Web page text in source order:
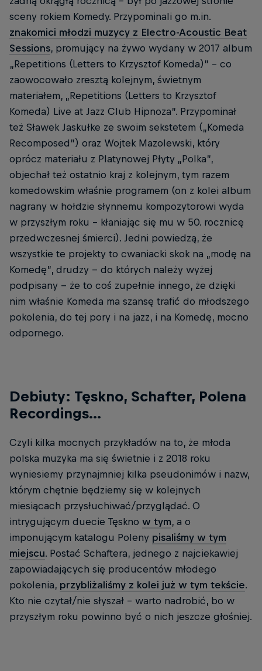
sceny rokiem Komedy. Przypominali go m.in.
znakomici młodzi muzycy z Electro-Acoustic Beat
Sessions, promujący na żywo wydany w 2017 album
„Repetitions (Letters to Krzysztof Komeda)” – co
zaowocowało zresztą kolejnym, świetnym
materiałem, „Repetitions (Letters to Krzysztof
Komeda) Live at Jazz Club Hipnoza”. Przypominał
też Sławek Jaskułke ze swoim sekstetem („Komeda
Recomposed”) oraz Wojtek Mazolewski, który
oprócz materiału z Platynowej Płyty „Polka”,
objechał też ostatnio kraj z kolejnym, tym razem
komedowskim właśnie programem (on z kolei album
nagrany w hołdzie słynnemu kompozytorowi wyda
w przyszłym roku – kłaniając się mu w 50. rocznicę
przedwczesnej śmierci). Jedni powiedzą, że
wszystkie te projekty to cwaniacki skok na „modę na
Komedę”, drudzy -- do których należy wyżej
podpisany -- że to coś zupełnie innego, że dzięki
nim właśnie Komeda ma szansę trafić do młodszego
pokolenia, do tej pory i na jazz, i na Komedę, mocno
odpornego.
Debiuty: Tęskno, Schafter, Polena
Recordings...
Czyli kilka mocnych przykładów na to, że młoda
polska muzyka ma się świetnie i z 2018 roku
wyniesiemy przynajmniej kilka pseudonimów i nazw,
którym chętnie będziemy się w kolejnych
miesiącach przysłuchiwać/przyglądać. O
intrygującym duecie Tęskno w tym, a o
imponującym katalogu Poleny pisaliśmy w tym
miejscu. Postać Schaftera, jednego z najciekawiej
zapowiadających się producentów młodego
pokolenia, przybliżaliśmy z kolei już w tym tekście.
Kto nie czytał/nie słyszał – warto nadrobić, bo w
przyszłym roku powinno być o nich jeszcze głośniej.